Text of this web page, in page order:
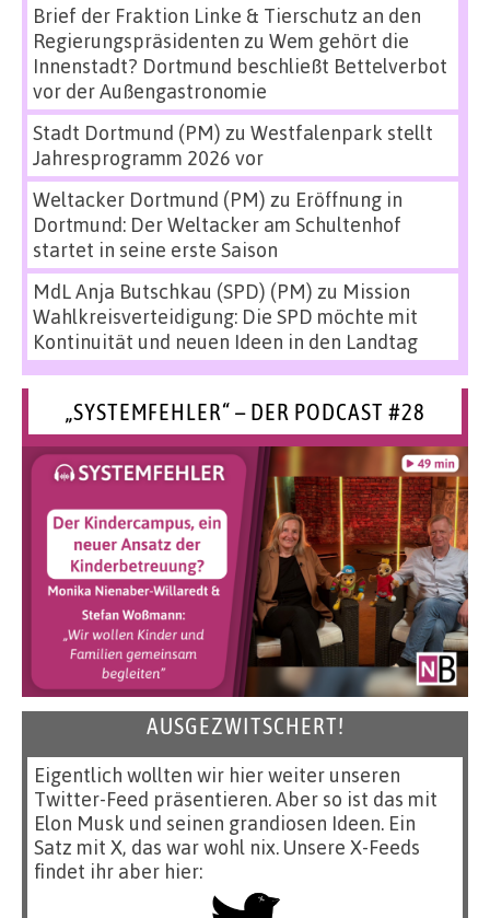
Brief der Fraktion Linke & Tierschutz an den
Regierungspräsidenten zu Wem gehört die
Innenstadt? Dortmund beschließt Bettelverbot
vor der Außengastronomie
Stadt Dortmund (PM) zu Westfalenpark stellt
Jahresprogramm 2026 vor
Weltacker Dortmund (PM) zu Eröffnung in
Dortmund: Der Weltacker am Schultenhof
startet in seine erste Saison
MdL Anja Butschkau (SPD) (PM) zu Mission
Wahlkreisverteidigung: Die SPD möchte mit
Kontinuität und neuen Ideen in den Landtag
„SYSTEMFEHLER“ – DER PODCAST #28
AUSGEZWITSCHERT!
Eigentlich wollten wir hier weiter unseren
Twitter-Feed präsentieren. Aber so ist das mit
Elon Musk und seinen grandiosen Ideen. Ein
Satz mit X, das war wohl nix. Unsere X-Feeds
findet ihr aber hier: